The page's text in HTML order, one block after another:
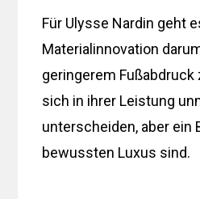
Für Ulysse Nardin geht
Materialinnovation
geringerem
sich in ihrer Leistung
unterscheiden, aber ein
bewussten Luxus sind.